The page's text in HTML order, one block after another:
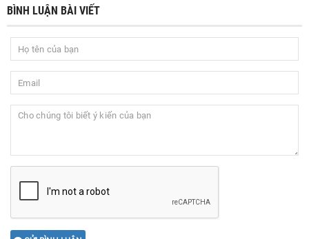
BÌNH LUẬN BÀI VIẾT